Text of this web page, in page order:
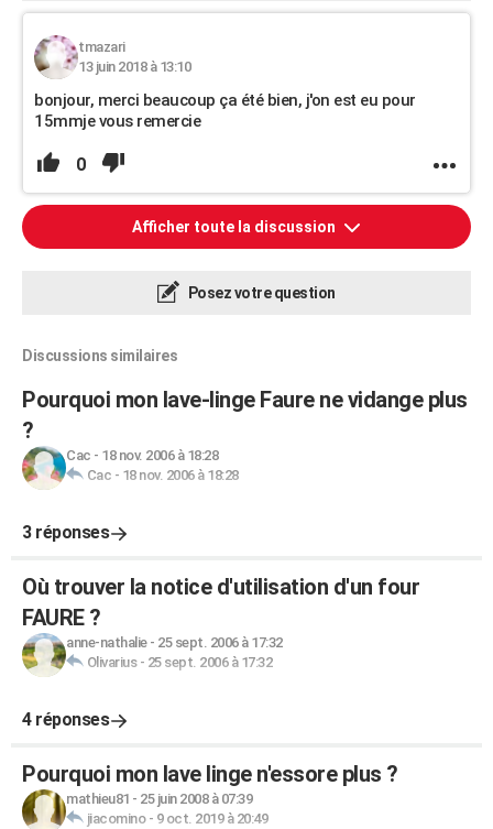
tmazari
13 juin 2018 à 13:10
bonjour, merci beaucoup ça été bien, j'on est eu pour
15mmje vous remercie
0
Afficher toute la discussion
Posez votre question
Discussions similaires
Pourquoi mon lave-linge Faure ne vidange plus
?
Cac - 18 nov. 2006 à 18:28
Cac - 18 nov. 2006 à 18:28
3 réponses
Où trouver la notice d'utilisation d'un four
FAURE ?
anne-nathalie- 25 sept. 2006 à 17:32
Olivarius- 25 sept. 2006 à 17:32
4 réponses
Pourquoi mon lave linge n'essore plus ?
mathieu81 - 25 juin 2008 à 07:39
jiacomino- 9 oct. 2019 à 20:49